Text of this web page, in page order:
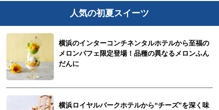
人気の初夏スイーツ
横浜のインターコンチネンタルホテルから至福の
メロンパフェ限定登場！品種の異なるメロンふん
だんに
横浜ロイヤルパークホテルから“チーズ”を深く味